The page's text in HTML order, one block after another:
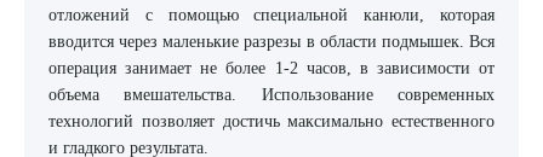
отложений с помощью специальной канюли, которая
вводится через маленькие разрезы в области подмышек. Вся
операция занимает не более 1-2 часов, в зависимости от
объема вмешательства. Использование современных
технологий позволяет достичь максимально естественного
и гладкого результата.